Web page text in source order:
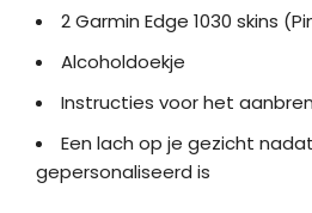
2 Garmin Edge 1030 skins
Alcoholdoekje
Instructies voor het
Een lach op je gezicht
gepersonaliseerd is